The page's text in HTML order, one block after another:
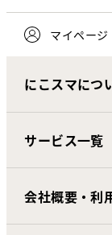
マイページ
にこスマにつ
サービス一覧
会社概要・利